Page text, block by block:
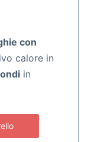
con
calore in
in